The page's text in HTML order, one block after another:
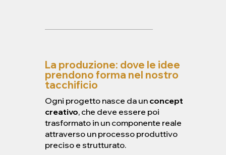
La produzione: dove le idee
prendono forma nel nostro
tacchificio
Ogni progetto nasce da un concept
creativo, che deve essere poi
trasformato in un componente reale
attraverso un processo produttivo
preciso e strutturato.